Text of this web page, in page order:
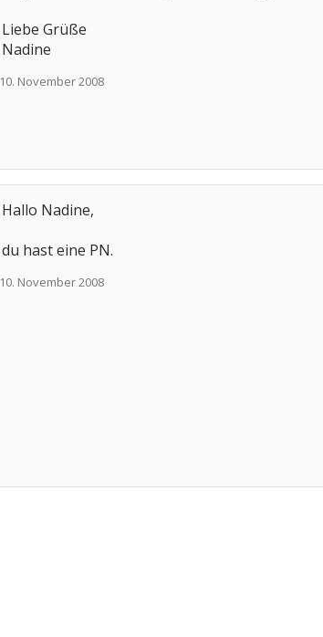
Liebe Grüße
Nadine
10. November 2008
Hallo Nadine,
du hast eine PN.
10. November 2008